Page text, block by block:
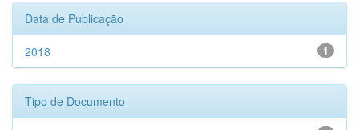
Data de Publicação
1
2018
Tipo de Documento